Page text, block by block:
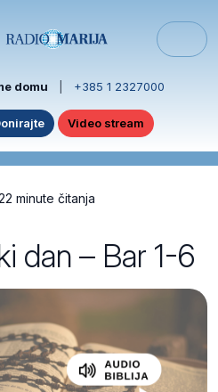
domu +385 1 2327000
Video stream
minute čitanja
dan – Bar 1-6